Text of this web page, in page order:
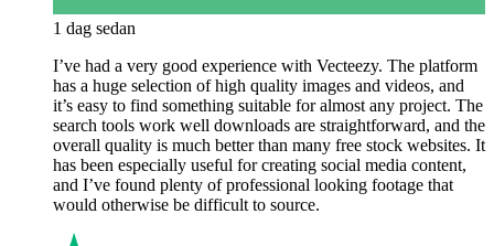
1 dag sedan
I’ve had a very good experience with Vecteezy. The platform
has a huge selection of high quality images and videos, and
it’s easy to find something suitable for almost any project. The
search tools work well downloads are straightforward, and the
overall quality is much better than many free stock websites. It
has been especially useful for creating social media content,
and I’ve found plenty of professional looking footage that
would otherwise be difficult to source.